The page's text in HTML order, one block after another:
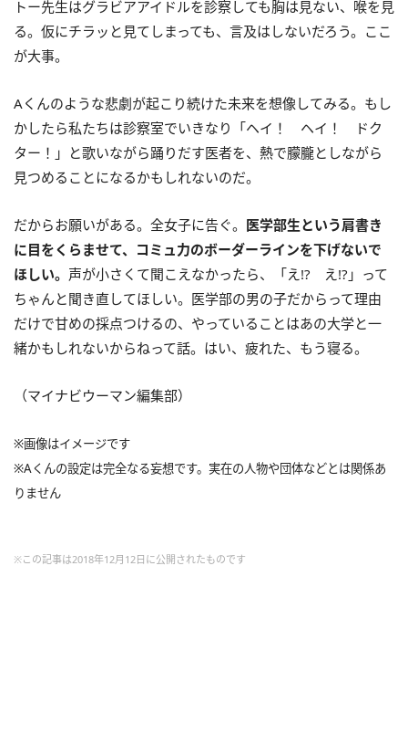
トー先生はグラビアアイドルを診察しても胸は見ない、喉を見
る。仮にチラッと見てしまっても、言及はしないだろう。ここ
が大事。
Aくんのような悲劇が起こり続けた未来を想像してみる。もし
かしたら私たちは診察室でいきなり「ヘイ！ ヘイ！ ドク
ター！」と歌いながら踊りだす医者を、熱で朦朧としながら
見つめることになるかもしれないのだ。
だからお願いがある。全女子に告ぐ。 医学部生という肩書き
に目をくらませて、コミュ力のボーダーラインを下げないで
ほしい。 声が小さくて聞こえなかったら、「え!? え!?」って
ちゃんと聞き直してほしい。医学部の男の子だからって理由
だけで甘めの採点つけるの、やっていることはあの大学と一
緒かもしれないからねって話。はい、疲れた、もう寝る。
（マイナビウーマン編集部）
※画像はイメージです
※Aくんの設定は完全なる妄想です。実在の人物や団体などとは関係あ
りません
※この記事は2018年12月12日に公開されたものです